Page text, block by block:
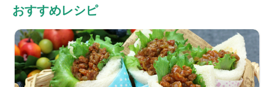
おすすめレシピ